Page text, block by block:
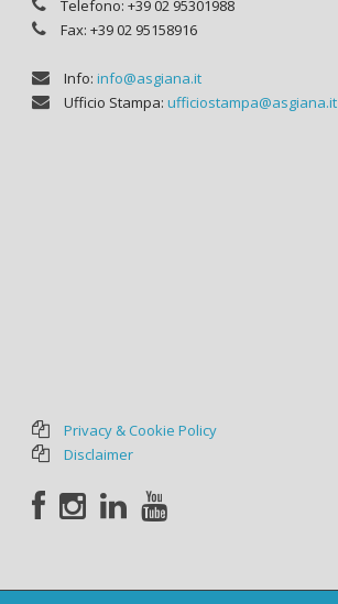
Telefono: +39 02 95301988
Fax: +39 02 95158916
Info: info@asgiana.it
Ufficio Stampa: ufficiostampa@asgiana.it
Privacy & Cookie Policy
Disclaimer